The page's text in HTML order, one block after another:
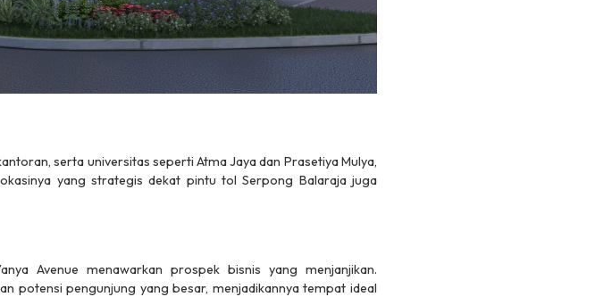
serta universitas seperti Atma Jaya dan Prasetiya Mulya,
yang strategis dekat pintu tol Serpong Balaraja juga
Avenue menawarkan prospek bisnis yang menjanjikan.
potensi pengunjung yang besar, menjadikannya tempat ideal